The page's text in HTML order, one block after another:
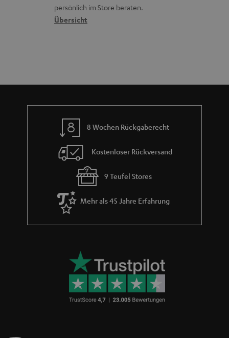
a
n
c
k
m
n
a
t
persönlich im Store beraten.
Übersicht
8 Wochen Rückgaberecht
Kostenloser Rückversand
9 Teufel Stores
Mehr als 45 Jahre Erfahrung